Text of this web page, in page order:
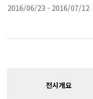
2016/06/23 - 2016/07/12
전시개요